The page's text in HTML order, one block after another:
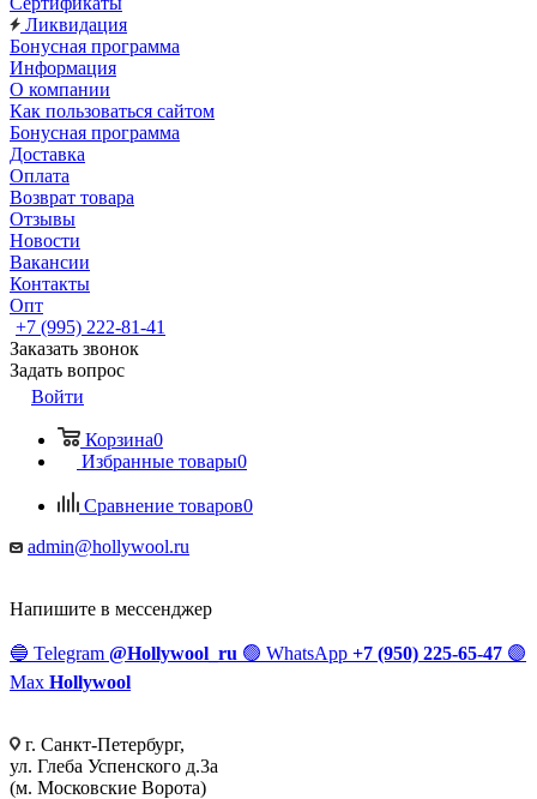
Ликвидация
Бонусная программа
Информация
О компании
Как пользоваться сайтом
Бонусная программа
Доставка
Оплата
Возврат товара
Отзывы
Новости
Вакансии
Контакты
Опт
+7 (995) 222-81-41
Заказать звонок
Задать вопрос
Войти
Корзина0
Избранные товары0
Сравнение товаров0
admin@hollywool.ru
Напишите в мессенджер
🔵 Telegram @Hollywool_ru 🟢 WhatsApp +7 (950) 225-65-47 🟣
Max Hollywool
г. Санкт-Петербург,
ул. Глеба Успенского д.3а
(м. Московские Ворота)